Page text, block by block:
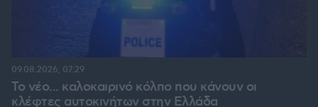
Το νέο... καλοκαιρινό κόλπο που κάνουν οι
κλέφτες αυτοκινήτων στην Ελλάδα
09.08.2026, 07:29